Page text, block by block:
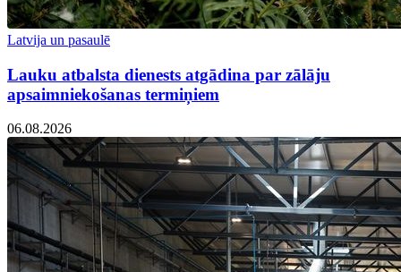
Latvija un pasaulē
Lauku atbalsta dienests atgādina par zālāju
apsaimniekošanas termiņiem
06.08.2026